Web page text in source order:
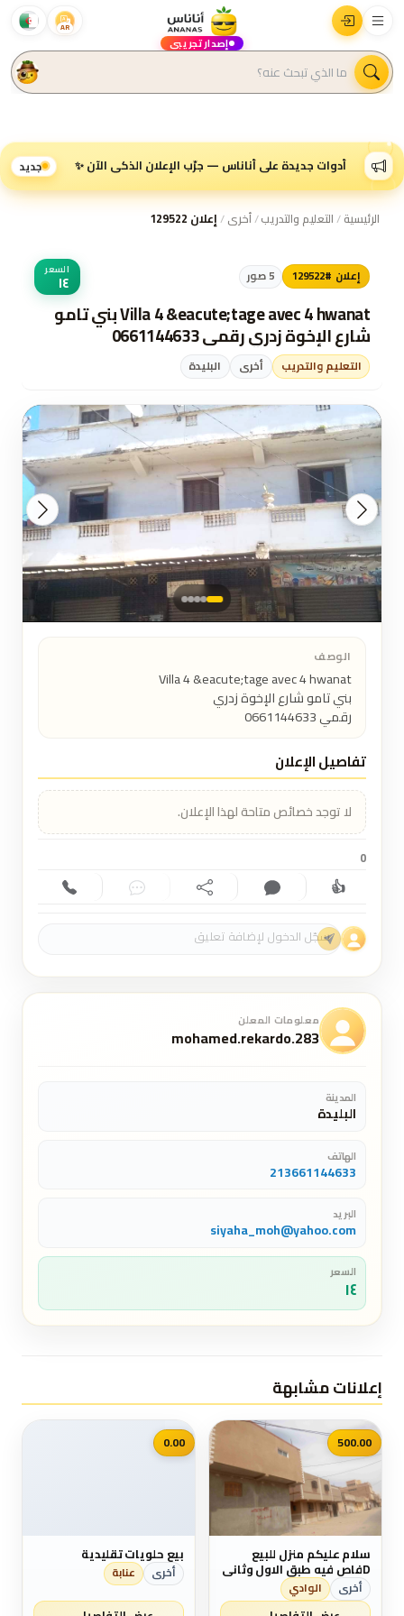
AR
إصدار تجريبي
أدوات جديدة على أناناس — جرّب الإعلان الذكي الآن ✨ جديد
الرئيسية/التعليم والتدريب/أخرى/إعلان 129522
إعلان #129522 5صور السعر
١٤
Villa 4 &eacute;tage avec 4 hwanat بني تامو
شارع الإخوة زدري رقمي 0661144633
التعليم والتدريب أخرى البليدة
الوصف
رقمي 0661144633
تفاصيل الإعلان
لا توجد خصائص متاحة لهذا الإعلان.
0
👍إعجاب (0) تعليق (0) مشاركة دردشة اتصال
معلومات المعلن
mohamed.rekardo.283
المدينة
البليدة
الهاتف
213661144633
البريد
siyaha_moh@yahoo.com
السعر
١٤
إعلانات مشابهة
500.00
سلام عليكم منزل للبيع
Dفاص فيه طبق الاول وثاني
فيه 2غروفه وصاله وهواله
صغير مرحض ومطباخ وو
أخرى الوادي
📷
0.00
بيع حلويات تقليدية
أخرى عنابة